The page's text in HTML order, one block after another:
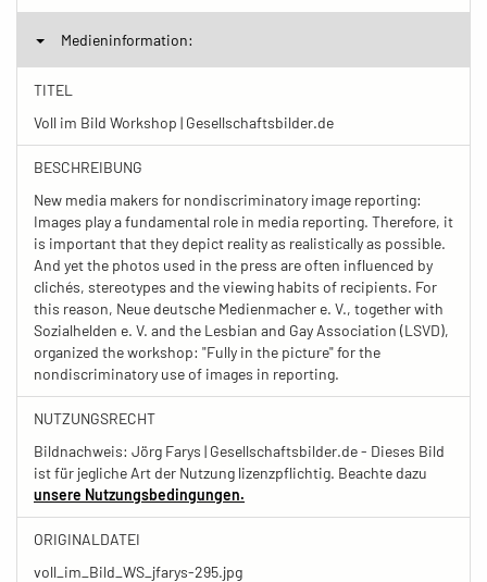
Medieninformation:
TITEL
Voll im Bild Workshop | Gesellschaftsbilder.de
BESCHREIBUNG
New media makers for nondiscriminatory image reporting:
Images play a fundamental role in media reporting. Therefore, it
is important that they depict reality as realistically as possible.
And yet the photos used in the press are often influenced by
clichés, stereotypes and the viewing habits of recipients. For
this reason, Neue deutsche Medienmacher e. V., together with
Sozialhelden e. V. and the Lesbian and Gay Association (LSVD),
organized the workshop: "Fully in the picture" for the
nondiscriminatory use of images in reporting.
NUTZUNGSRECHT
Bildnachweis: Jörg Farys | Gesellschaftsbilder.de - Dieses Bild
ist für jegliche Art der Nutzung lizenzpflichtig. Beachte dazu
unsere Nutzungsbedingungen.
ORIGINALDATEI
voll_im_Bild_WS_jfarys-295.jpg